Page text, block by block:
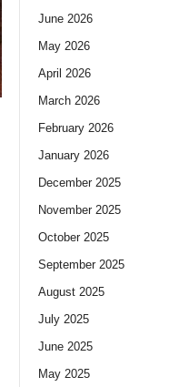
June 2026
May 2026
April 2026
March 2026
February 2026
January 2026
December 2025
November 2025
October 2025
September 2025
August 2025
July 2025
June 2025
May 2025